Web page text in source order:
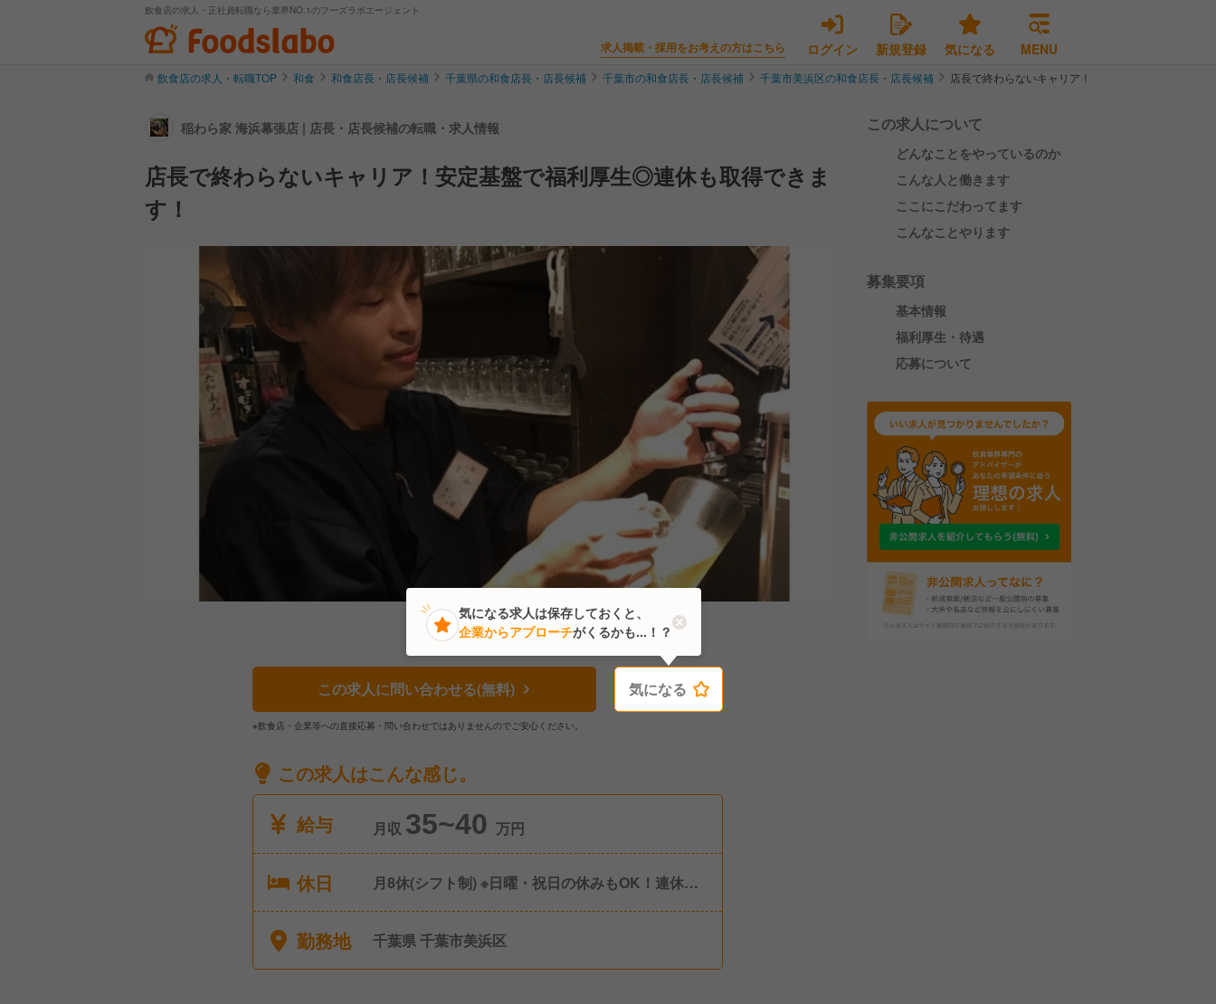
飲食店の求人・正社員転職なら業界NO.1のフーズラボエージェント
求人掲載・採用をお考えの方はこちら ログイン 新規登録 気になる MENU
飲食店の求人・転職TOP 和食 和食店長・店長候補 千葉県の和食店長・店長候補 千葉市の和食店長・店長候補 千葉市美浜区の和食店長・店長候補 店長で終わらないキャリア！安定基盤で福利厚生◎連
稲わら家 海浜幕張店 | 店長・店長候補の転職・求人情報
店長で終わらないキャリア！安定基盤で福利厚生◎連休も取得できま
す！
この求人に問い合わせる(無料) 気になる
※飲食店・企業等への直接応募・問い合わせではありませんのでご安心ください。
この求人はこんな感じ。
給与
月収 35~40 万円
休日
月8休(シフト制) ※日曜・祝日の休みもOK！連休取
勤務地 千葉県 千葉市美浜区
この求人について
どんなことをやっているのか
こんな人と働きます
ここにこだわってます
こんなことやります
募集要項
基本情報
福利厚生・待遇
応募について
気になる
気になる求人は保存しておくと、
企業からアプローチがくるかも...！？